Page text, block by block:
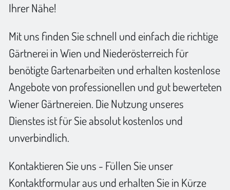
Ihrer Nähe!
Mit uns finden Sie schnell und einfach die richtige
Gärtnerei in Wien und Niederösterreich für
benötigte Gartenarbeiten und erhalten kostenlose
Angebote von professionellen und gut bewerteten
Wiener Gärtnereien. Die Nutzung unseres
Dienstes ist für Sie absolut kostenlos und
unverbindlich.
Kontaktieren Sie uns - Füllen Sie unser
Kontaktformular aus und erhalten Sie in Kürze